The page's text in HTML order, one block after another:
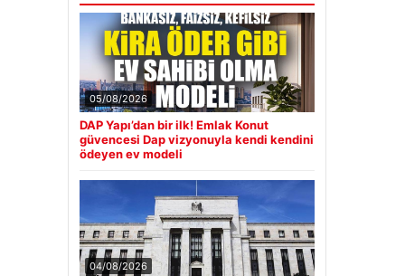
05/08/2026
DAP Yapı’dan bir ilk! Emlak Konut
güvencesi Dap vizyonuyla kendi kendini
ödeyen ev modeli
04/08/2026